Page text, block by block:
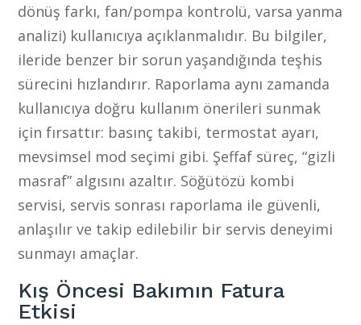
dönüş farkı, fan/pompa kontrolü, varsa yanma
analizi) kullanıcıya açıklanmalıdır. Bu bilgiler,
ileride benzer bir sorun yaşandığında teşhis
sürecini hızlandırır. Raporlama aynı zamanda
kullanıcıya doğru kullanım önerileri sunmak
için fırsattır: basınç takibi, termostat ayarı,
mevsimsel mod seçimi gibi. Şeffaf süreç, “gizli
masraf” algısını azaltır. Söğütözü kombi
servisi, servis sonrası raporlama ile güvenli,
anlaşılır ve takip edilebilir bir servis deneyimi
sunmayı amaçlar.
Kış Öncesi Bakımın Fatura
Etkisi